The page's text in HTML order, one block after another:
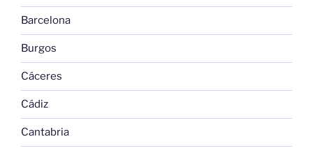
Barcelona
Burgos
Cáceres
Cádiz
Cantabria